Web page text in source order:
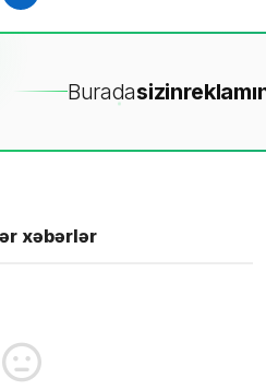
Buradasizin
xəbərlər